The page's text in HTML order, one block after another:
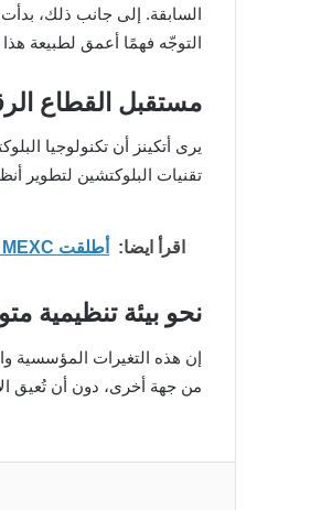
التوجّه فهمًا أعمق لطبيعة
مستقبل القطاع
يرى أتكينز أن تكنولوجيا
تقنيات البلوكتشين لتطوير
اقرأ ايضا: أطلقت MEXC نظام التداول الشبكي الفوري لدعم تنفيذ الاستراتيجيات الآلية
نحو بيئة تنظيمية
إن هذه التغيرات المؤسسية
من جهة أخرى، دون أن تُعيق